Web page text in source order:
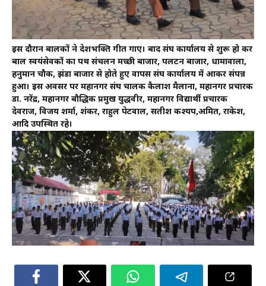
इस दौरान बालकों ने देशभक्ति गीत गाए। बाद संघ कार्यालय से शुरू हो कर
बाल स्वयंसेवकों का पथ संचलन मच्छी बाजार, पलटन बाजार, धामावाला,
हनुमान चौक, झंडा बाजार से होते हुए वापस संघ कार्यालय में आकर संपन्न
हुआ। इस अवसर पर महानगर संघ चालक कैलाश मैलाना, महानगर प्रचारक
डा. नरेंद्र, महानगर बौद्धिक प्रमुख युद्धवीर, महानगर विद्यार्थी प्रचारक
देवराज, विजय शर्मा, शंकर, राहुल पेटवाल, सतीश कश्यप,अमित, राकेश,
आदि उपस्थित रहे।